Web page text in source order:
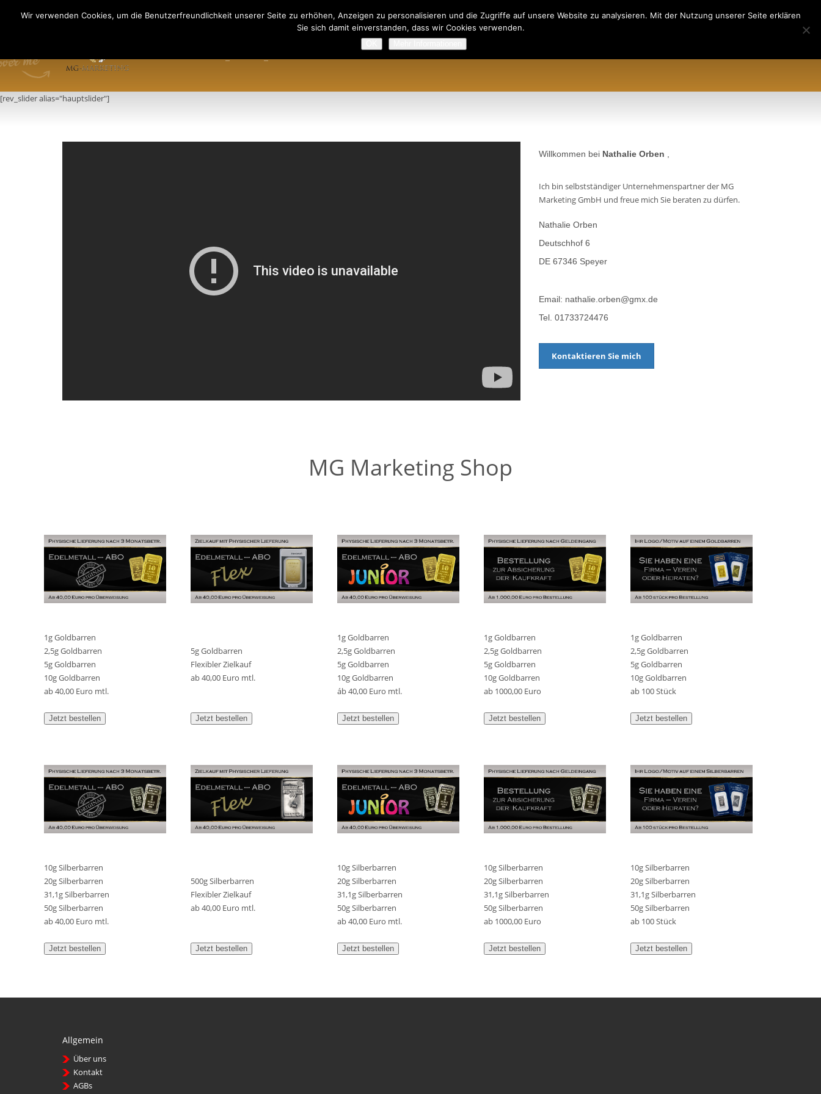
Mo-Fr: 9:00-13:00 Uhr
PREISLISTE TERMINE UP-LOGIN
[rev_slider alias="hauptslider"]
Willkommen bei Nathalie Orben
Ich bin selbstständiger Unternehmenspartner der MG
Marketing GmbH und freue mich Sie beraten zu dürfen.
Nathalie Orben
Deutschhof 6
DE 67346 Speyer
Email: nathalie.orben@gmx.de
Tel. 01733724476
Kontaktieren Sie mich
MG Marketing Shop
1g Goldbarren
2,5g Goldbarren
5g Goldbarren
10g Goldbarren
ab 40,00 Euro mtl.
5g Goldbarren
Flexibler Zielkauf
ab 40,00 Euro mtl.
1g Goldbarren
2,5g Goldbarren
5g Goldbarren
10g Goldbarren
áb 40,00 Euro mtl.
1g Goldbarren
2,5g Goldbarren
5g Goldbarren
10g Goldbarren
ab 1000,00 Euro
1g Goldbarren
2,5g Goldbarren
5g Goldbarren
10g Goldbarren
ab 100 Stück
Jetzt bestellen Jetzt bestellen Jetzt bestellen Jetzt bestellen Jetzt bestellen
10g Silberbarren
20g Silberbarren
31,1g Silberbarren
50g Silberbarren
ab 40,00 Euro mtl.
500g Silberbarren
Flexibler Zielkauf
ab 40,00 Euro mtl.
10g Silberbarren
20g Silberbarren
31,1g Silberbarren
50g Silberbarren
ab 40,00 Euro mtl.
10g Silberbarren
20g Silberbarren
31,1g Silberbarren
50g Silberbarren
ab 1000,00 Euro
10g Silberbarren
20g Silberbarren
31,1g Silberbarren
50g Silberbarren
ab 100 Stück
Jetzt bestellen Jetzt bestellen Jetzt bestellen Jetzt bestellen Jetzt bestellen
Allgemein
Über uns
Kontakt
AGBs
Wir verwenden Cookies, um die Benutzerfreundlichkeit unserer Seite zu erhöhen, Anzeigen zu personalisieren und die Zugriffe auf unsere Website zu analysieren. Mit der Nutzung unserer Seite erklären
Sie sich damit einverstanden, dass wir Cookies verwenden.